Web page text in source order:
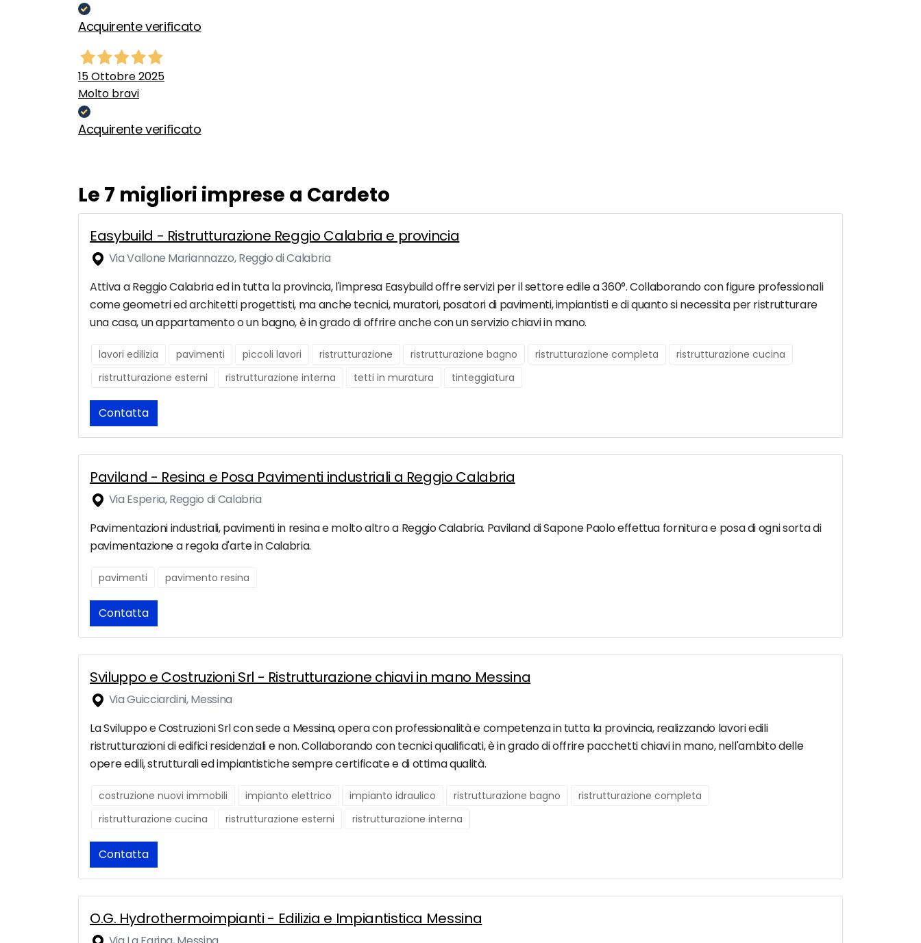
Acquirente verificato
15 Ottobre 2025
Molto bravi
Acquirente verificato
Le 7 migliori imprese a Cardeto
Easybuild - Ristrutturazione Reggio Calabria e provincia
Via Vallone Mariannazzo, Reggio di Calabria
Attiva a Reggio Calabria ed in tutta la provincia, l'impresa Easybuild offre servizi per il settore edile a 360°. Collaborando con figure professionali
come geometri ed architetti progettisti, ma anche tecnici, muratori, posatori di pavimenti, impiantisti e di quanto si necessita per ristrutturare
una casa, un appartamento o un bagno, è in grado di offrire anche con un servizio chiavi in mano.
lavori edilizia pavimenti piccoli lavori ristrutturazione ristrutturazione bagno ristrutturazione completa
ristrutturazione cucina
ristrutturazione esterni
ristrutturazione interna tetti in muratura tinteggiatura
Contatta
Paviland - Resina e Posa Pavimenti industriali a Reggio Calabria
Via Esperia, Reggio di Calabria
Pavimentazioni industriali, pavimenti in resina e molto altro a Reggio Calabria. Paviland di Sapone Paolo effettua fornitura e posa di ogni sorta di
pavimentazione a regola d'arte in Calabria.
pavimenti pavimento resina
Contatta
Sviluppo e Costruzioni Srl - Ristrutturazione chiavi in mano Messina
Via Guicciardini, Messina
La Sviluppo e Costruzioni Srl con sede a Messina, opera con professionalità e competenza in tutta la provincia, realizzando lavori edili
ristrutturazioni di edifici residenziali e non. Collaborando con tecnici qualificati, è in grado di offrire pacchetti chiavi in mano, nell'ambito delle
opere edili, strutturali ed impiantistiche sempre certificate e di ottima qualità.
costruzione nuovi immobili impianto elettrico impianto idraulico ristrutturazione bagno
ristrutturazione completa
ristrutturazione cucina
ristrutturazione esterni ristrutturazione interna
Contatta
O.G. Hydrothermoimpianti - Edilizia e Impiantistica Messina